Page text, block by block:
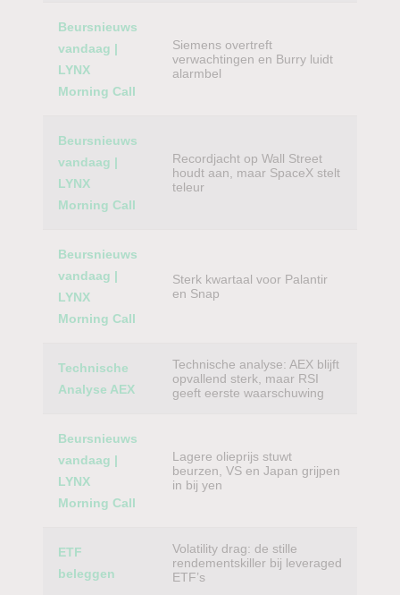
Beursnieuws
vandaag |
LYNX
Morning Call
Siemens overtreft
verwachtingen en Burry luidt
alarmbel
Beursnieuws
vandaag |
LYNX
Morning Call
Recordjacht op Wall Street
houdt aan, maar SpaceX stelt
teleur
Beursnieuws
vandaag |
LYNX
Morning Call
Sterk kwartaal voor Palantir
en Snap
Technische
Analyse AEX
Technische analyse: AEX blijft
opvallend sterk, maar RSI
geeft eerste waarschuwing
Beursnieuws
vandaag |
LYNX
Morning Call
Lagere olieprijs stuwt
beurzen, VS en Japan grijpen
in bij yen
ETF
beleggen
Volatility drag: de stille
rendementskiller bij leveraged
ETF’s